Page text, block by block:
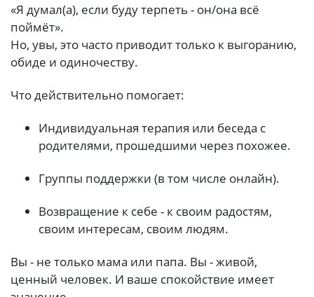
«Я думал(а), если буду терпеть - он/она всё
поймёт».
Но, увы, это часто приводит только к выгоранию,
обиде и одиночеству.
Что действительно помогает:
Индивидуальная терапия или беседа с
родителями, прошедшими через похожее.
Группы поддержки (в том числе онлайн).
Возвращение к себе - к своим радостям,
своим интересам, своим людям.
Вы - не только мама или папа. Вы - живой,
ценный человек. И ваше спокойствие имеет